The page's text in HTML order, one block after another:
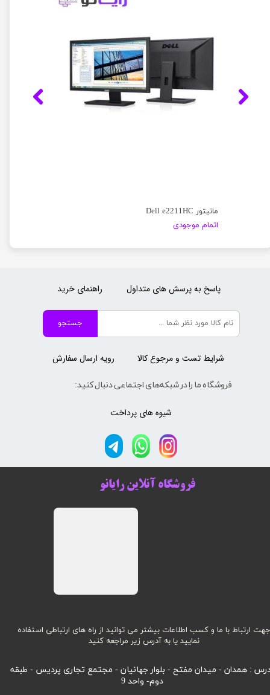
مانیتور Dell e2211HC
اتمام موجودی
جهت ارتباط با ما و کسب اطلاعات بیشتر می توانید از راه های ارتباطی استفاده
نمایید یا به آدرس زیر مراجعه کنید
: همدان - میدان مفتح - بلوار جهانیان - مجتمع تجاری پردیس - طبقه
دوم- واحد 9
فروشگاه آنلاین رایانو
جستجو
فروشگاه ما را در شبکه‌های اجتماعی دنبال کنید:
رویه ارسال سفارش
راهنمای خرید
شیوه های پرداخت
پاسخ به پرسش های متداول
شرایط تست و مرجوع کالا